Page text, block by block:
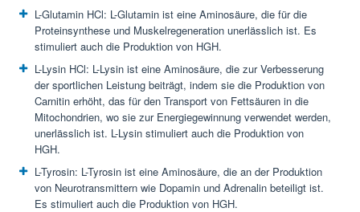
L-Glutamin HCl: L-Glutamin ist eine Aminosäure, die für die
Proteinsynthese und Muskelregeneration unerlässlich ist. Es
stimuliert auch die Produktion von HGH.
L-Lysin HCl: L-Lysin ist eine Aminosäure, die zur Verbesserung
der sportlichen Leistung beiträgt, indem sie die Produktion von
Carnitin erhöht, das für den Transport von Fettsäuren in die
Mitochondrien, wo sie zur Energiegewinnung verwendet werden,
unerlässlich ist. L-Lysin stimuliert auch die Produktion von
HGH.
L-Tyrosin: L-Tyrosin ist eine Aminosäure, die an der Produktion
von Neurotransmittern wie Dopamin und Adrenalin beteiligt ist.
Es stimuliert auch die Produktion von HGH.